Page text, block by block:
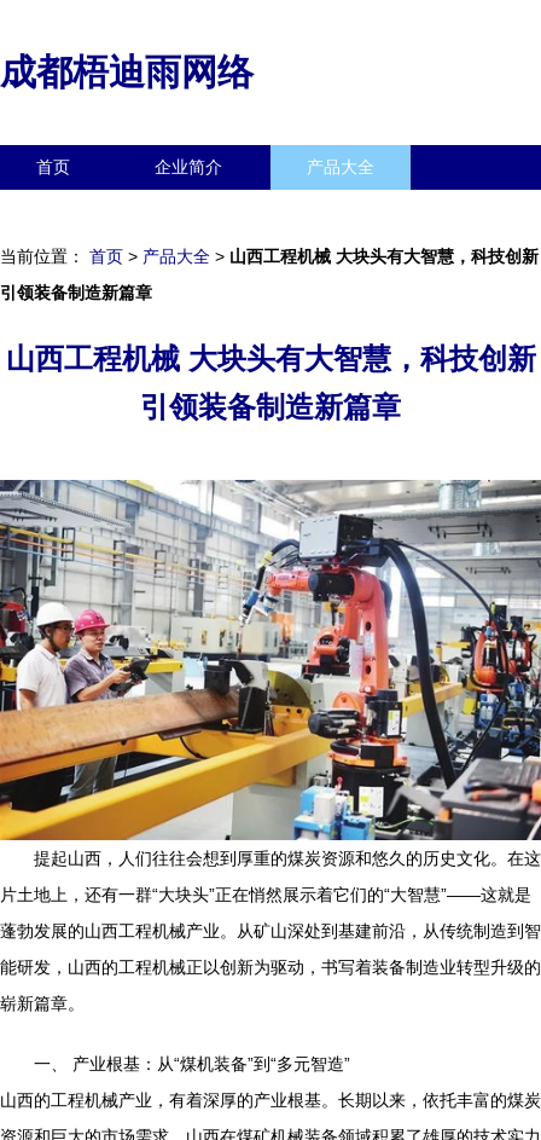
成都梧迪雨网络
首页 企业简介 产品大全
当前位置： 首页 > 产品大全 > 山西工程机械 大块头有大智慧，科技创新
引领装备制造新篇章
山西工程机械 大块头有大智慧，科技创新
引领装备制造新篇章
提起山西，人们往往会想到厚重的煤炭资源和悠久的历史文化。在这
片土地上，还有一群“大块头”正在悄然展示着它们的“大智慧”——这就是
蓬勃发展的山西工程机械产业。从矿山深处到基建前沿，从传统制造到智
能研发，山西的工程机械正以创新为驱动，书写着装备制造业转型升级的
崭新篇章。
一、 产业根基：从“煤机装备”到“多元智造”
山西的工程机械产业，有着深厚的产业根基。长期以来，依托丰富的煤炭